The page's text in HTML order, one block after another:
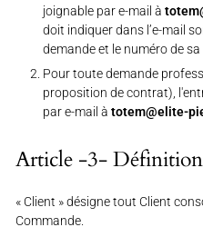
joignable par e-mail à
doit indiquer dans l’e-mail
demande et le numéro de sa
Pour toute demande
proposition de contrat),
par e-mail à totem@elite-
Article -3-
« Client » désigne tout Client
Commande.